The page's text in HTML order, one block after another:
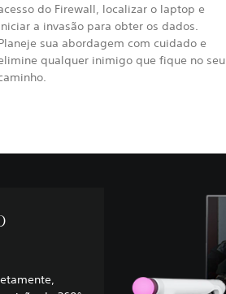
do Firewall, localizar o laptop e
a invasão para obter os dados.
sua abordagem com cuidado e
qualquer inimigo que fique no seu